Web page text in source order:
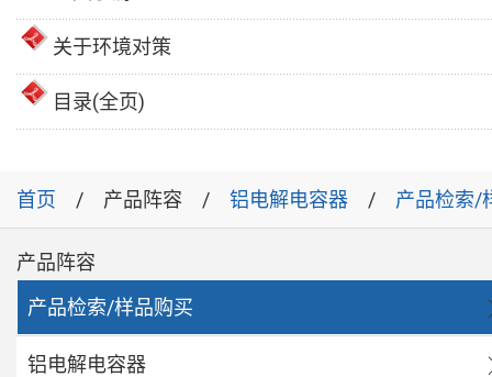
关于环境对策
目录(全页)
首页 产品阵容 铝电解电容器 产品检索/
产品阵容
产品检索/样品购买
铝电解电容器